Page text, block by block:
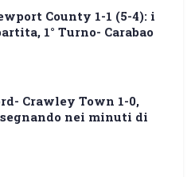
County 1-1 (5-4): i
1° Turno- Carabao
Crawley Town 1-0,
nei minuti di